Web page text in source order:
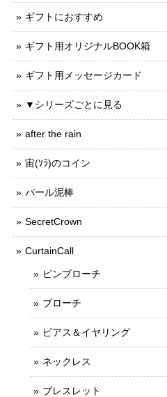
ギフトにおすすめ
ギフト用オリジナルBOOK箱
ギフト用メッセージカード
▼シリーズごとに見る
after the rain
宙(ｿﾗ)のコイン
パール泥棒
SecretCrown
CurtainCall
ピンブローチ
ブローチ
ピアス＆イヤリング
ネックレス
ブレスレット